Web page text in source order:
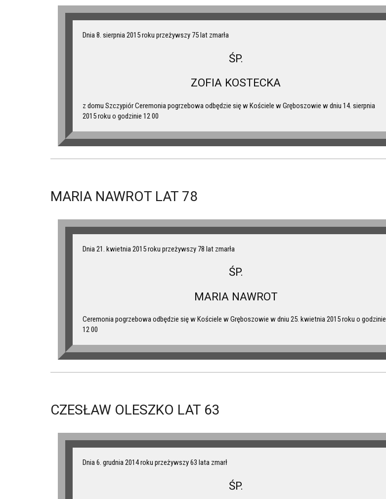
Dnia 8. sierpnia 2015 roku przeżywszy 75 lat zmarła
ŚP.
ZOFIA KOSTECKA
z domu Szczypiór Ceremonia pogrzebowa odbędzie się w Kościele w Gręboszowie w dniu 14. sierpnia
2015 roku o godzinie 12 00
MARIA NAWROT LAT 78
Dnia 21. kwietnia 2015 roku przeżywszy 78 lat zmarła
ŚP.
MARIA NAWROT
Ceremonia pogrzebowa odbędzie się w Kościele w Gręboszowie w dniu 25. kwietnia 2015 roku o godzinie
12 00
CZESŁAW OLESZKO LAT 63
Dnia 6. grudnia 2014 roku przeżywszy 63 lata zmarł
ŚP.